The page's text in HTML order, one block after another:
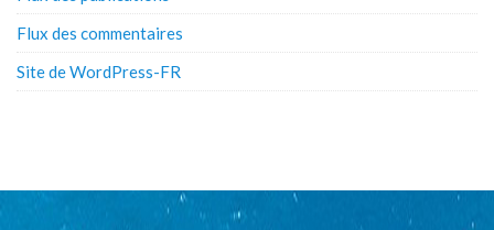
Flux des commentaires
Site de WordPress-FR